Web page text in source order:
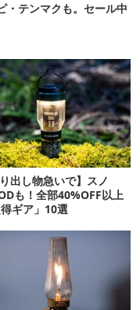
・テンマクも。セール中
出し物急いで】スノ
も！全部40%OFF以上
ギア」10選